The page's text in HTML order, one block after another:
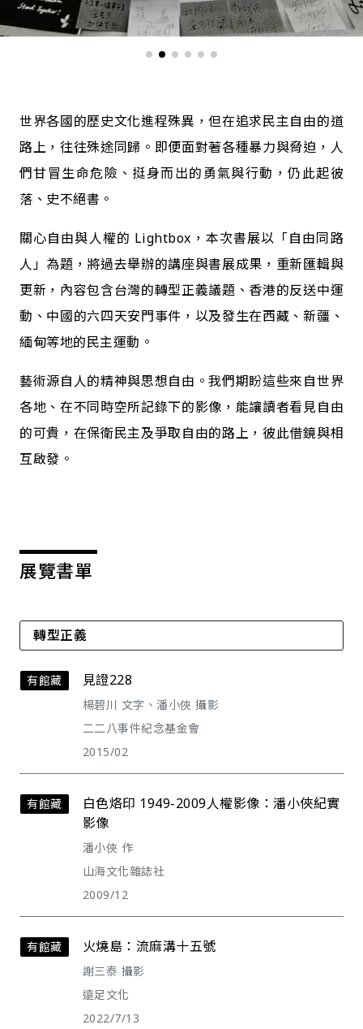
世界各國的歷史文化進程殊異，但在追求民主自由的道
路上，往往殊途同歸。即便面對著各種暴力與脅迫，人
們甘冒生命危險、挺身而出的勇氣與行動，仍此起彼
落、史不絕書。
關心自由與人權的 Lightbox，本次書展以「自由同路
人」為題，將過去舉辦的講座與書展成果，重新匯輯與
更新，內容包含台灣的轉型正義議題、香港的反送中運
動、中國的六四天安門事件，以及發生在西藏、新疆、
緬甸等地的民主運動。
藝術源自人的精神與思想自由。我們期盼這些來自世界
各地、在不同時空所記錄下的影像，能讓讀者看見自由
的可貴，在保衛民主及爭取自由的路上，彼此借鏡與相
互啟發。
展覽書單
轉型正義
有館藏 見證228
楊碧川 文字、潘小俠 攝影
二二八事件紀念基金會
2015/02
有館藏
白色烙印 1949-2009人權影像：潘小俠紀實
影像
潘小俠 作
山海文化雜誌社
2009/12
有館藏 火燒島：流麻溝十五號
謝三泰 攝影
遠足文化
2022/7/13